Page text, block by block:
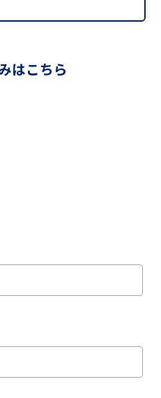
はこちら